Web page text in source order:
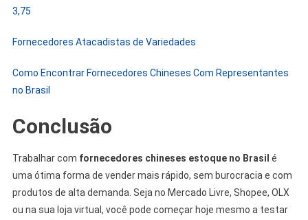
3,75
Fornecedores Atacadistas de Variedades
Como Encontrar Fornecedores Chineses Com Representantes
no Brasil
Conclusão
Trabalhar com fornecedores chineses estoque no Brasil é
uma ótima forma de vender mais rápido, sem burocracia e com
produtos de alta demanda. Seja no Mercado Livre, Shopee, OLX
ou na sua loja virtual, você pode começar hoje mesmo a testar